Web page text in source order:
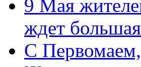
9 Мая
ждет
C